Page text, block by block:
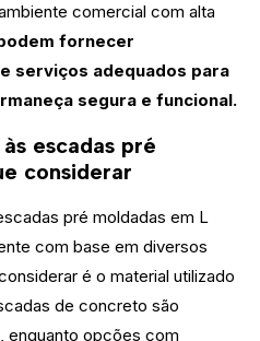
comercial com alta
fornecer
serviços adequados para
segura e funcional.
escadas pré
considerar
pré moldadas em L
com base em diversos
é o material utilizado
de concreto são
enquanto opções com